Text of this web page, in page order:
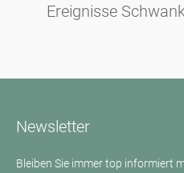
Ereignisse
Newsletter
Bleiben Sie immer top informiert